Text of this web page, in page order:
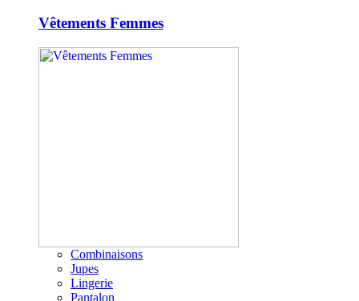
Vêtements Femmes
Combinaisons
Jupes
Lingerie
Pantalon